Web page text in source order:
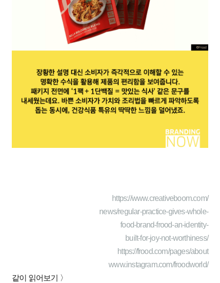
https://www.creativeboom.com/
news/regular-practice-gives-whole-
food-brand-frood-an-identity-
built-for-joy-not-worthiness/
https://frood.com/pages/about
www.instagram.com/froodworld/
같이 읽어보기 〉